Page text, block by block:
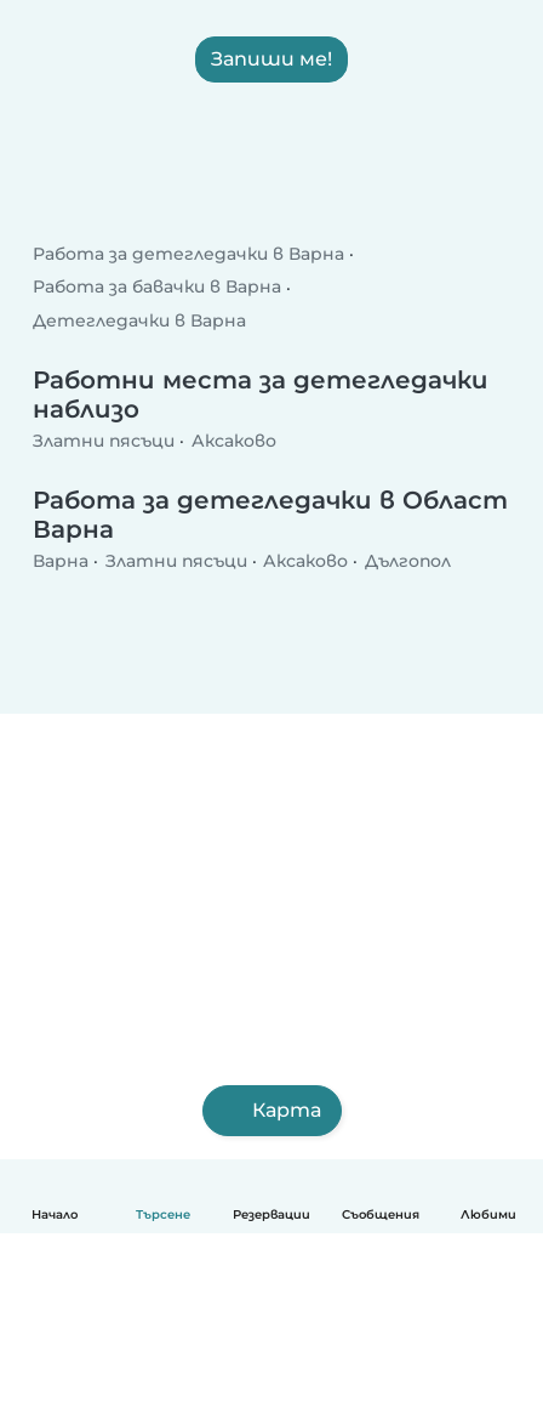
Начало Търсене Резервации Съобщения Любими
Запиши ме!
Работа за детегледачки в Варна
Работа за бавачки в Варна
Детегледачки в Варна
Работни места за детегледачки
наблизо
Златни пясъци Аксаково
Работа за детегледачки в Област
Варна
Варна Златни пясъци Аксаково Дългопол
Карта